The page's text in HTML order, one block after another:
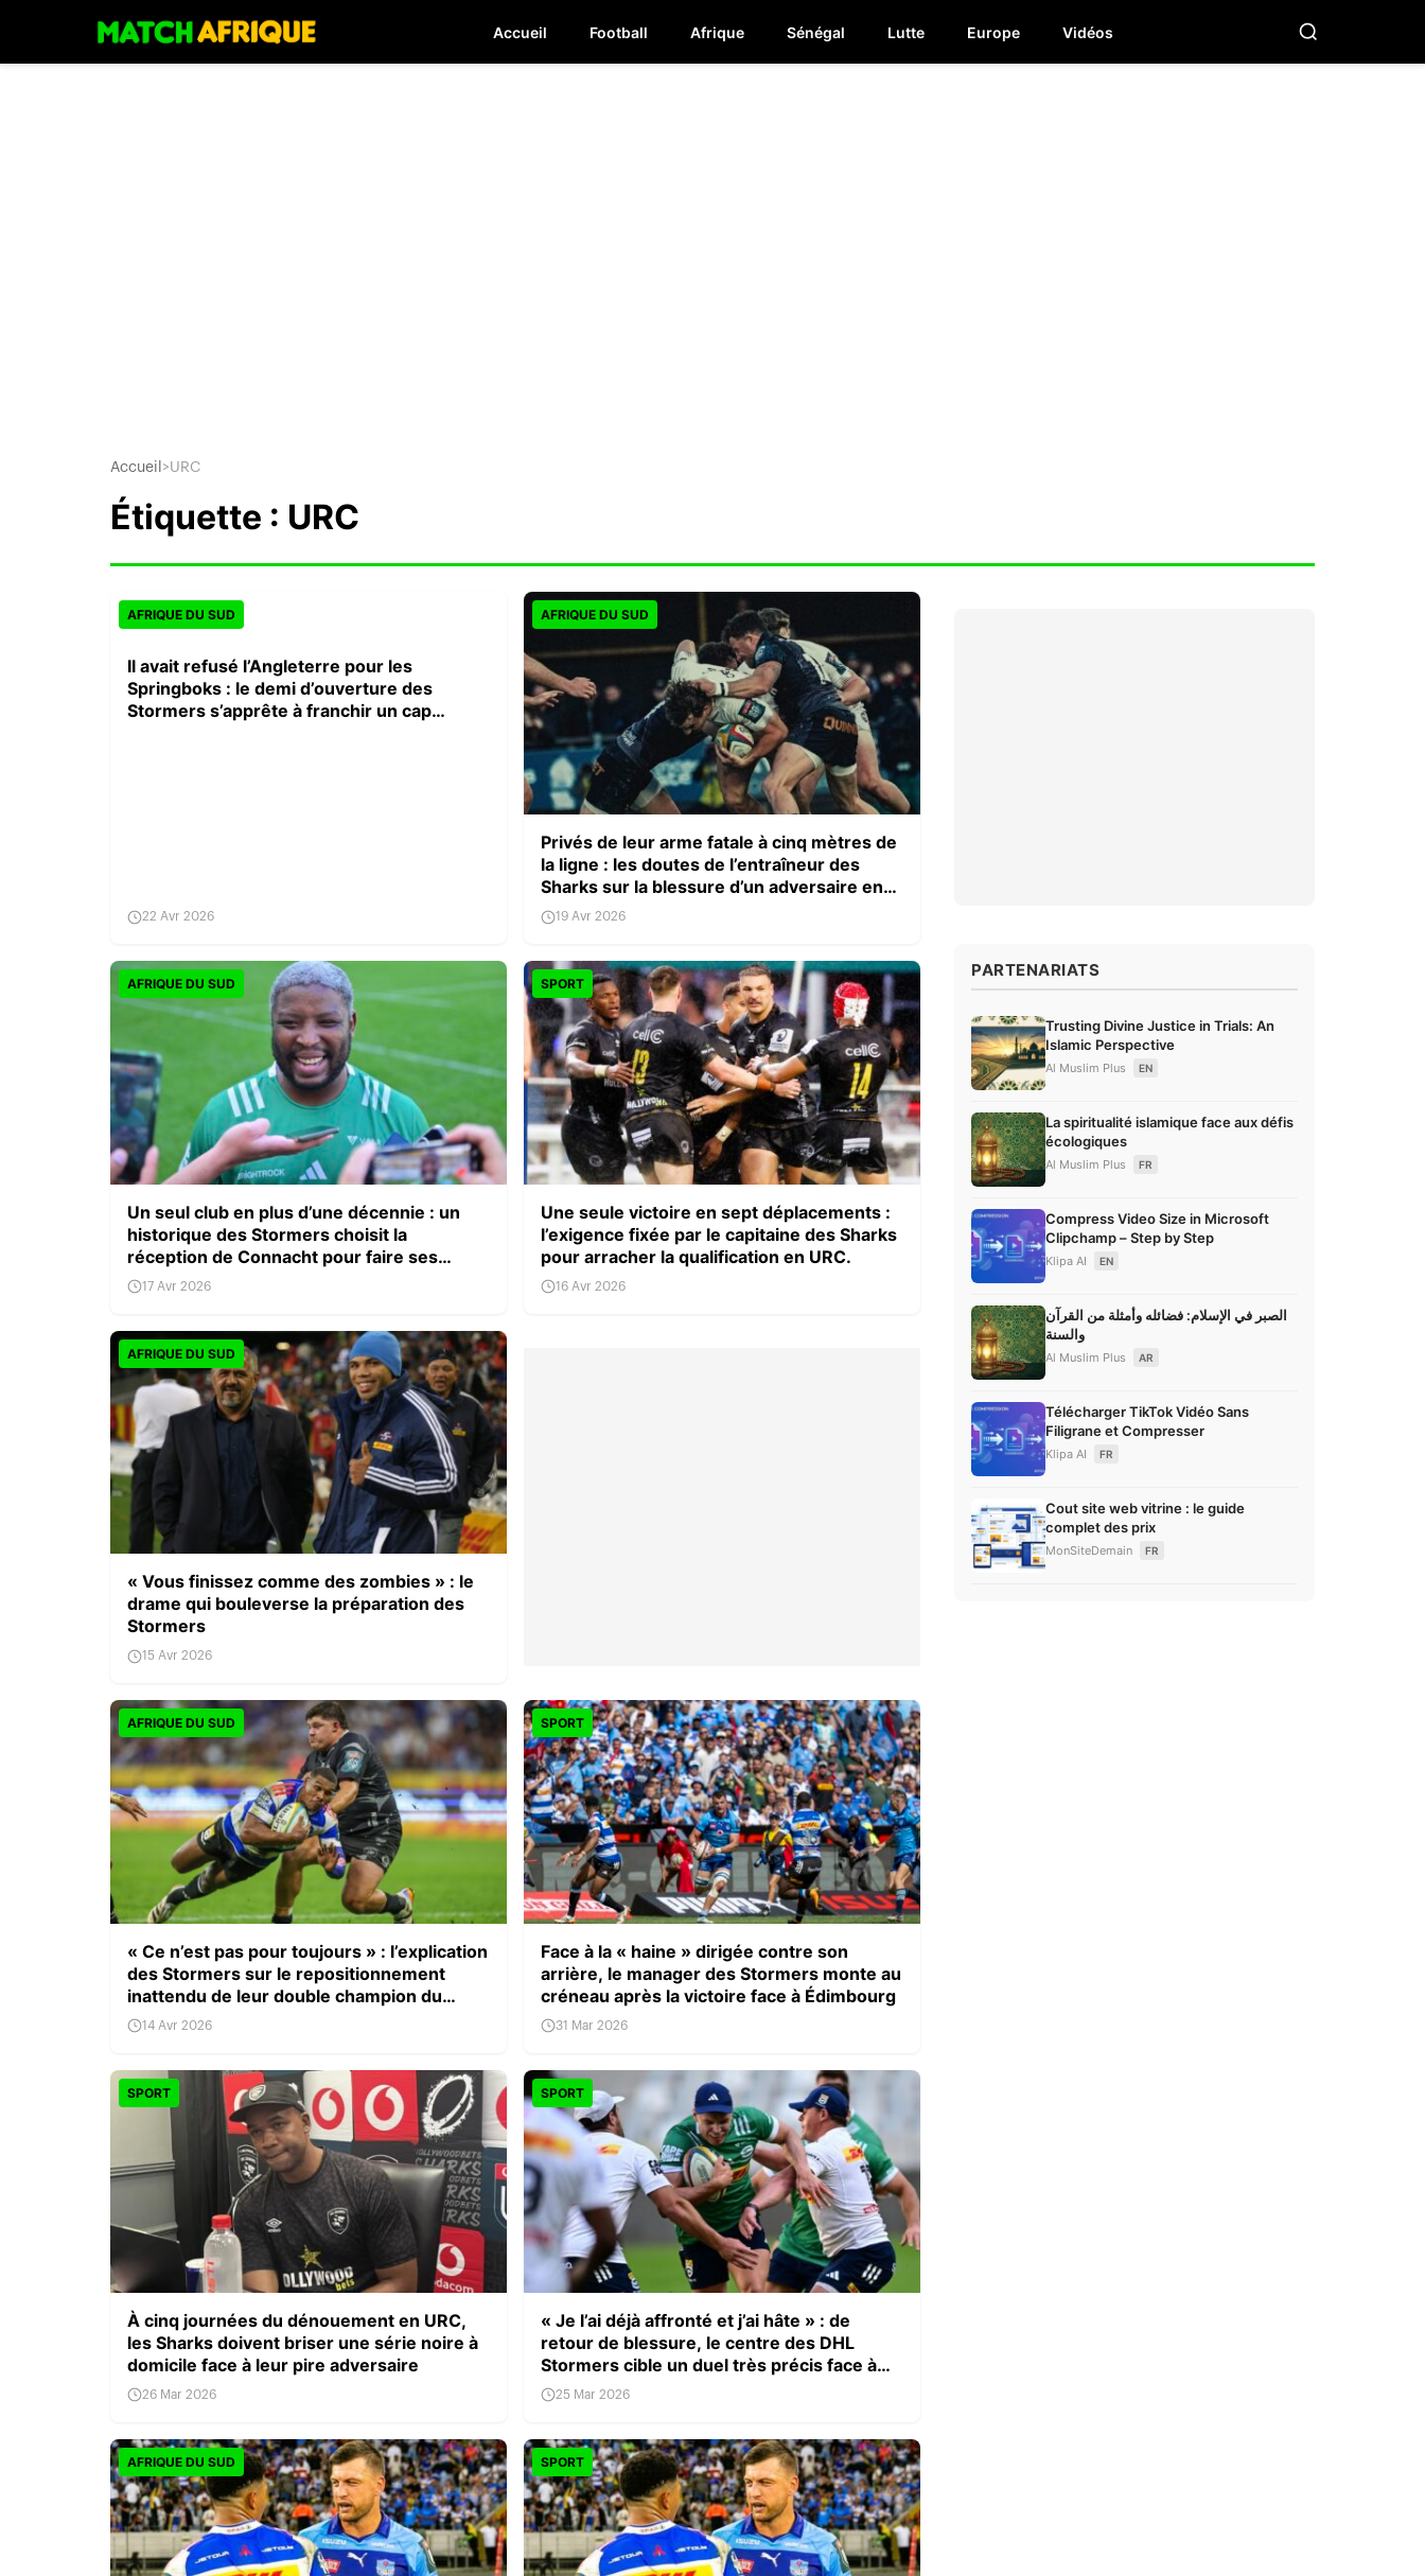
Accueil Football Afrique Sénégal Lutte Europe Vidéos
Accueil >URC
Étiquette : URC
AFRIQUE DU SUD
Il avait refusé l’Angleterre pour les
Springboks : le demi d’ouverture des
Stormers s’apprête à franchir un cap
22 Avr 2026
AFRIQUE DU SUD
Privés de leur arme fatale à cinq mètres de
la ligne : les doutes de l’entraîneur des
Sharks sur la blessure d’un adversaire en
URC
19 Avr 2026
AFRIQUE DU SUD
Un seul club en plus d’une décennie : un
historique des Stormers choisit la
réception de Connacht pour faire ses
adieux
17 Avr 2026
SPORT
Une seule victoire en sept déplacements :
l’exigence fixée par le capitaine des Sharks
pour arracher la qualification en URC.
16 Avr 2026
AFRIQUE DU SUD
« Vous finissez comme des zombies » : le
drame qui bouleverse la préparation des
Stormers
15 Avr 2026
AFRIQUE DU SUD
« Ce n’est pas pour toujours » : l’explication
des Stormers sur le repositionnement
inattendu de leur double champion du
monde
14 Avr 2026
SPORT
Face à la « haine » dirigée contre son
arrière, le manager des Stormers monte au
créneau après la victoire face à Édimbourg
31 Mar 2026
SPORT
À cinq journées du dénouement en URC,
les Sharks doivent briser une série noire à
domicile face à leur pire adversaire
26 Mar 2026
SPORT
« Je l’ai déjà affronté et j’ai hâte » : de
retour de blessure, le centre des DHL
Stormers cible un duel très précis face à
Édimbourg
25 Mar 2026
AFRIQUE DU SUD SPORT
PARTENARIATS
Trusting Divine Justice in Trials: An
Islamic Perspective
Al Muslim Plus EN
La spiritualité islamique face aux défis
écologiques
Al Muslim Plus FR
Compress Video Size in Microsoft
Clipchamp – Step by Step
Klipa AI EN
الصبر في الإسلام: فضائله وأمثلة من القرآن
والسنة
Al Muslim Plus AR
Télécharger TikTok Vidéo Sans
Filigrane et Compresser
Klipa AI FR
Cout site web vitrine : le guide
complet des prix
MonSiteDemain FR